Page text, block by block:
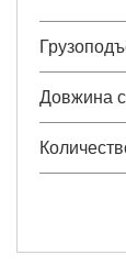
Довжина